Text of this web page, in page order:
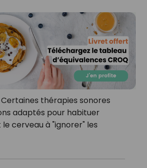
thérapies sonores
adaptés pour habituer
cerveau à "ignorer" les